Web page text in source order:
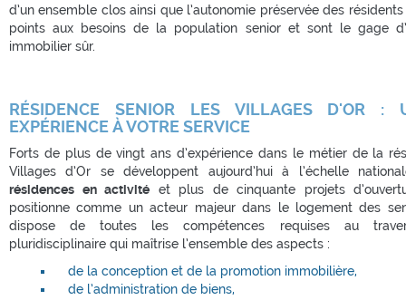
d’un ensemble clos ainsi que l’autonomie préservée des
points aux besoins de la population senior et sont le gage
immobilier sûr.
RÉSIDENCE SENIOR LES VILLAGES D'OR :
EXPÉRIENCE À VOTRE SERVICE
Forts de plus de vingt ans d’expérience dans le métier de la
Villages d’Or se développent aujourd’hui à l’échelle
résidences en activité et plus de cinquante projets
positionne comme un acteur majeur dans le logement des
dispose de toutes les compétences requises au
pluridisciplinaire qui maîtrise l’ensemble des aspects :
de la conception et de la promotion immobilière,
de l’administration de biens,